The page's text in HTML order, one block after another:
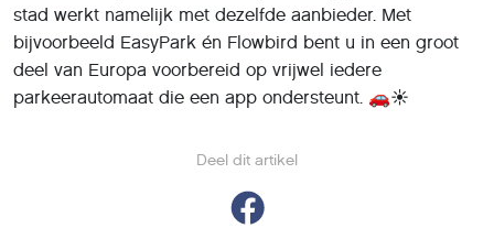
Deel dit artikel
stad werkt namelijk met dezelfde aanbieder. Met
bijvoorbeeld EasyPark én Flowbird bent u in een groot
deel van Europa voorbereid op vrijwel iedere
parkeerautomaat die een app ondersteunt. 🚗☀️